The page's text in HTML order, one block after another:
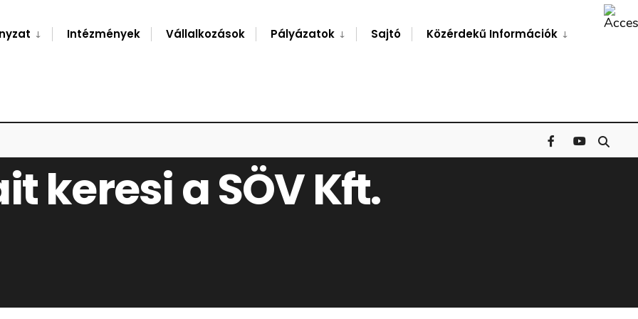
Intézmények Vállalkozások Pályázatok Sajtó Közérdekű Információk
keresi a SÖV Kft.
Window